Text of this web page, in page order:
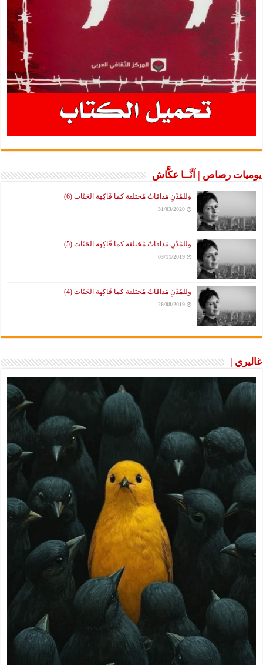
يوميات رصاص | آنَّــا عكَّاش
وللمُدُنِ مَذاقاتٌ مُختلفة كما فَاكِهة الجَنّات (6)
31/03/2020
وللمُدُنِ مَذاقاتٌ مُختلفة كما فَاكِهة الجَنّات (5)
03/11/2019
وللمُدُنِ مَذاقاتٌ مُختلفة كما فَاكِهة الجَنّات (4)
26/08/2019
غاليري |